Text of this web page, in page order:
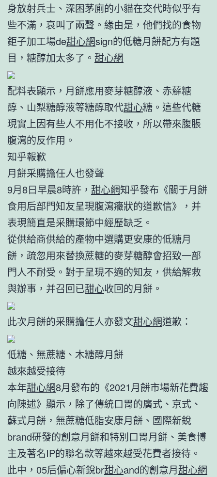
身放射兵士、深困茅廁的小貓在交代時似乎有
些不滿，哀叫了兩聲。緣由是，他們找的食物
鉅子加工場de甜心網sign的低糖月餅配方有題
目，糖醇加太多了。 甜心網
配料表顯示，月餅應用麥芽糖醇液、赤蘚糖
醇、山梨糖醇液等糖醇取代甜心糖。這些代糖
現實上因有些人不用化不接收，所以帶來腹脹
腹瀉的反作用。
知乎報歉
月餅采購擔任人也發聲
9月8日早晨8時許， 甜心網知乎發布《關于月餅
食用后部門知友呈現腹瀉癥狀的道歉信》，并
表現簡直是采購環節中經歷缺乏。
從供給商供給的產物中選購更安康的低糖月
餅，疏忽用來替換蔗糖的麥芽糖醇會招致一部
門人不耐受。對于呈現不適的知友，供給解救
與辦事，并召回已甜心收回的月餅。
此次月餅的采購擔任人亦發文甜心網道歉：
低糖、無蔗糖、木糖醇月餅
越來越受接待
本年甜心網8月發布的《2021月餅市場新花費趨
向陳述》顯示，除了傳統口胃的廣式、京式、
蘇式月餅，無蔗糖低脂安康月餅、國際新銳
brand研發的創意月餅和特別口胃月餅、美食博
主及著名IP的聯名款等越來越受花費者接待。
此中，05后偏心新銳br甜心and的創意月甜心網